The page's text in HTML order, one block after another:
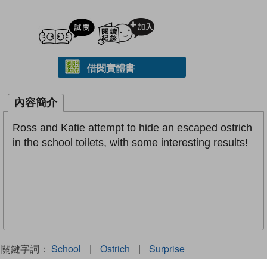
試閲
借閱實體書
內容簡介
Ross and Katie attempt to hide an escaped ostrich
in the school toilets, with some interesting results!
關鍵字詞： School | Ostrich | Surprise